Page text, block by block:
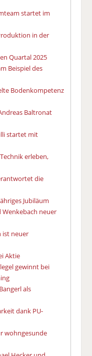
startet im
in der
Quartal 2025
Beispiel des
Bodenkompetenz
Baltronat
startet mit
erleben,
die
Jubiläum
Wenkebach neuer
ist neuer
Aktie
gewinnt bei
als
dank PU-
wohngesunde